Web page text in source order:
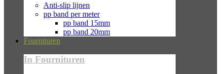
Anti-slip lijnen
pp band per meter
pp band 15mm
pp band 20mm
Fournituren
In Fournituren